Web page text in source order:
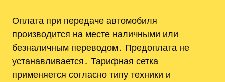
Оплата при передаче автомобиля
производится на месте наличными или
безналичным переводом․ Предоплата не
устанавливается․ Тарифная сетка
применяется согласно типу техники и